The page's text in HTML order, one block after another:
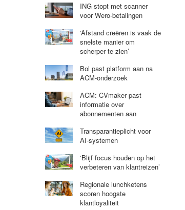
ING stopt met scanner
voor Wero-betalingen
‘Afstand creëren is vaak de
snelste manier om
scherper te zien’
Bol past platform aan na
ACM-onderzoek
ACM: CVmaker past
informatie over
abonnementen aan
Transparantieplicht voor
AI-systemen
‘Blijf focus houden op het
verbeteren van klantreizen’
Regionale lunchketens
scoren hoogste
klantloyaliteit